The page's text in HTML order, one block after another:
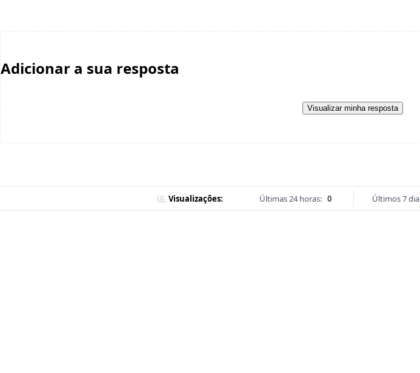
Adicionar a sua resposta
Visualizar minha resposta
Visualizações: Últimas 24 horas: 0 Últimos 7